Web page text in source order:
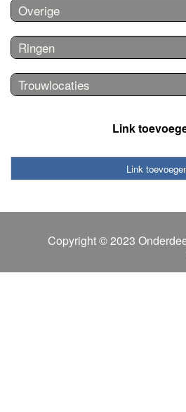
Overige
Ringen
Trouwlocaties
Link
Link
Copyright © 2023